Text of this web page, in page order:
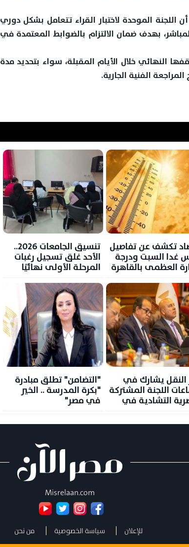
الموحدة لاختبار القراء تتعامل بشكل دوري
بهدف ضمان الالتزام بالضوابط المعتمدة في
النهائي خلال الأيام المقبلة، سواء بتحديد مدة
الفنية الجارية.
تكشف عن تفاصيل
غدا السبت ودرجة
العظمى بالقاهرة
تنسيق الجامعات 2026..
الأحد غلق تسجيل رغبات
المرحلة الأولى نهائيًا
النقل يشارك في
اللجنة المشتركة
التشادية في
"التضامن" تطلق مبادرة
"بكرة المدرسة .. الخير
في مصر"
Misrelaan.com
للإعلان سياسة الخصوصية من نحن